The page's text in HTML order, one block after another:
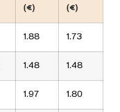
(€)
(€)
1.88 1.73
1.48 1.48
1.97 1.80